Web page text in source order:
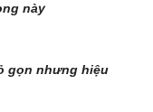
này
gọn nhưng hiệu